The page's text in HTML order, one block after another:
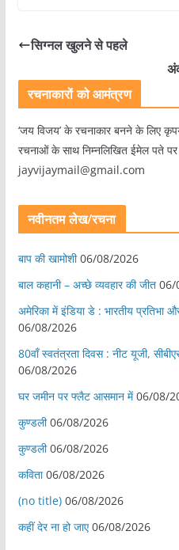
सिग्नल खुलने से पहले
रचनाकारों को आमंत्रण
‘जय विजय’ के रचनाकार बनने के लिए
रचनाओं के साथ निम्नलिखित ईमेल पते
jayvijaymail@gmail.com
नवीनतम लेख/रचना
बाप की खामोशी 06/08/2026
बाल कहानी – अच्छे व्यवहार की जीत 06/
अमेरिका में इंडिया डे : भारतीय प्रतिभा
06/08/2026
80वाँ स्वतंत्रता दिवस : नीट यूजी,
06/08/2026
घर जमीन पर फ्लैट आसमान में 06/08/
कुण्डली 06/08/2026
कुण्डली 06/08/2026
कविता 06/08/2026
(no title) 06/08/2026
कहीं देर ना हो जाए 06/08/2026